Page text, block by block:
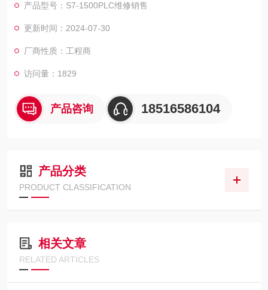
维修，西门子CPU1500上电不启动维修，西门子CPU1500接错
电烧坏维修，西门子CPU1500启动亮红灯维修，西门子PLC1500
产品型号：S7-1500PLC维修销售
更新时间：2024-07-30
厂商性质：工程商
访问量：1829
产品咨询 18516586104
产品分类
PRODUCT CLASSIFICATION
相关文章
RELATED ARTICLES